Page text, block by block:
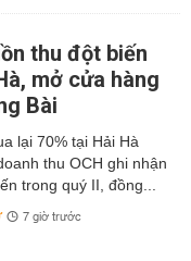
thu đột biến
mở cửa hàng
Bài
lại 70% tại Hải Hà
thu OCH ghi nhận
trong quý II, đồng...
7 giờ trước